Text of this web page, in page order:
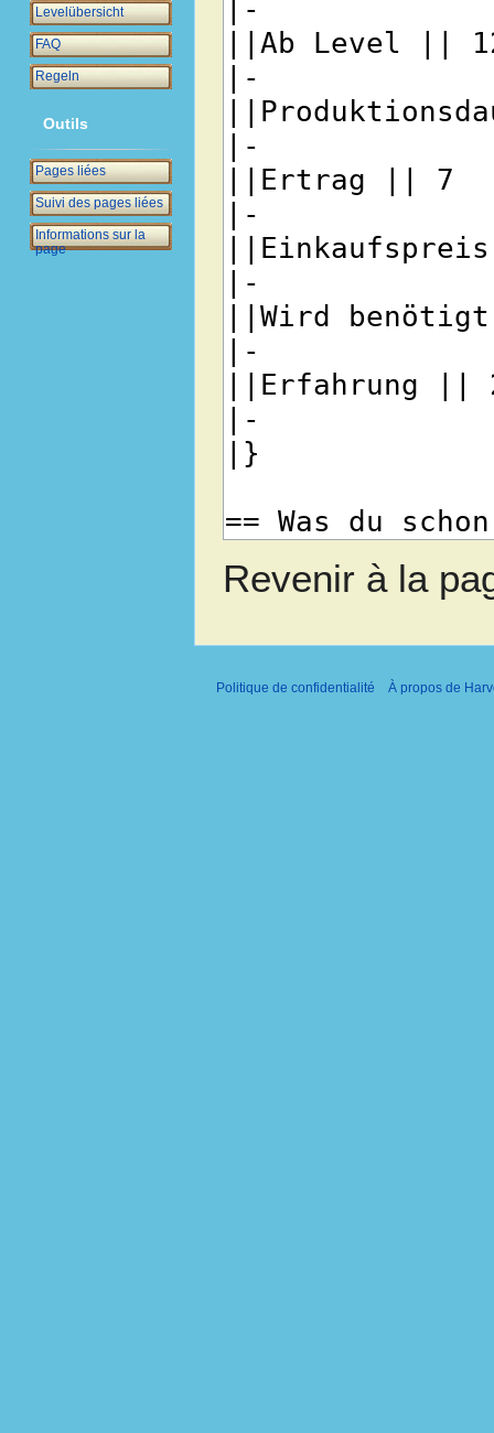
Revenir à la
Levelübersicht
FAQ
Regeln
Outils
Pages liées
Suivi des pages liées
Informations sur la
page
Politique de confidentialité À propos de